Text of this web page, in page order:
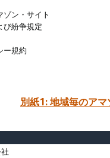
ゾン・サイト
び紛争規定
ー規約
別紙1: 地域毎のア